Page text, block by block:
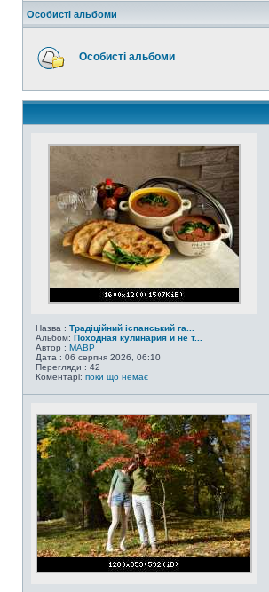
Особисті альбоми
Особисті альбоми
Назва : Традіційний іспанський га...
Альбом: Походная кулинария и не т...
Автор : MABP
Дата : 06 серпня 2026, 06:10
Перегляди : 42
Коментарі: поки що немає